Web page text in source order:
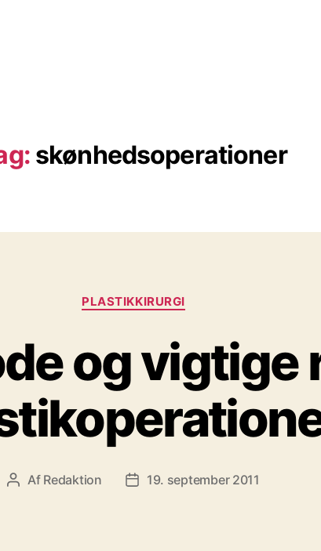
skønhedsoperationer
Kategorier
PLASTIKKIRURGI
og vigtige
Indlægsforfatter
Af Redaktion Indlægsdato
19. september 2011